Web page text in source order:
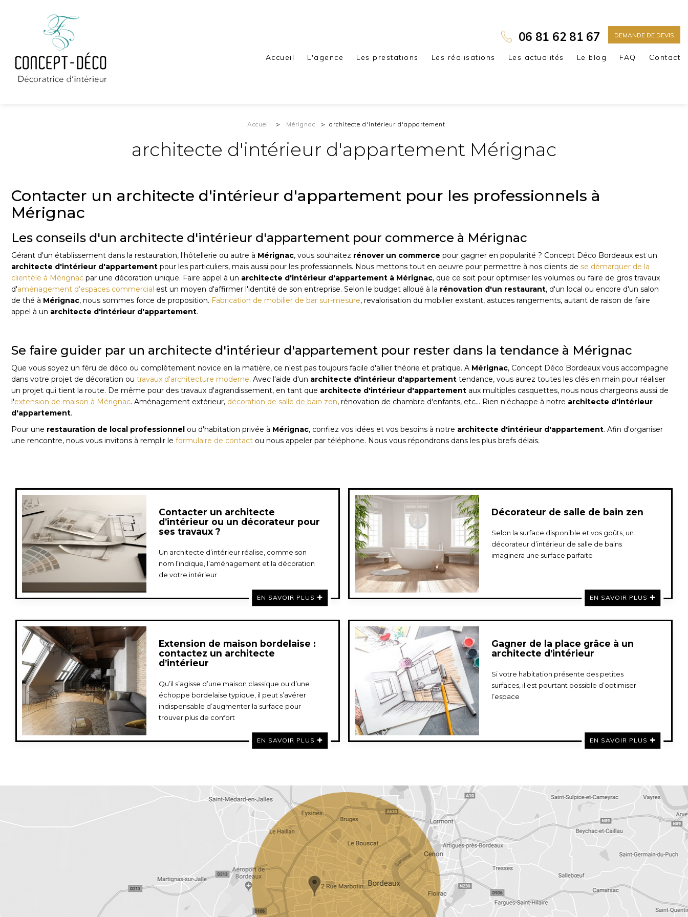
06 81 62 81 67 DEMANDE DE DEVIS
Accueil L'agence Les prestations Les réalisations Les actualités Le blog FAQ Contact
Accueil Mérignac architecte d'intérieur d'appartement
architecte d'intérieur d'appartement Mérignac
Contacter un architecte d'intérieur d'appartement pour les professionnels à
Mérignac
Les conseils d'un architecte d'intérieur d'appartement pour commerce à Mérignac
Gérant d'un établissement dans la restauration, l'hôtellerie ou autre à Mérignac, vous souhaitez rénover un commerce pour gagner en popularité ? Concept Déco Bordeaux est un
architecte d'intérieur d'appartement pour les particuliers, mais aussi pour les professionnels. Nous mettons tout en oeuvre pour permettre à nos clients de se démarquer de la
clientèle à Mérignac par une décoration unique. Faire appel à un architecte d'intérieur d'appartement à Mérignac, que ce soit pour optimiser les volumes ou faire de gros travaux
d'aménagement d'espaces commercial est un moyen d'affirmer l'identité de son entreprise. Selon le budget alloué à la rénovation d'un restaurant, d'un local ou encore d'un salon
de thé à Mérignac, nous sommes force de proposition. Fabrication de mobilier de bar sur-mesure, revalorisation du mobilier existant, astuces rangements, autant de raison de faire
appel à un architecte d'intérieur d'appartement.
Se faire guider par un architecte d'intérieur d'appartement pour rester dans la tendance à Mérignac
Que vous soyez un féru de déco ou complètement novice en la matière, ce n'est pas toujours facile d'allier théorie et pratique. A Mérignac, Concept Déco Bordeaux vous accompagne
dans votre projet de décoration ou travaux d'architecture moderne. Avec l'aide d'un architecte d'intérieur d'appartement tendance, vous aurez toutes les clés en main pour réaliser
un projet qui tient la route. De même pour des travaux d'agrandissement, en tant que architecte d'intérieur d'appartement aux multiples casquettes, nous nous chargeons aussi de
l'extension de maison à Mérignac. Aménagement extérieur, décoration de salle de bain zen, rénovation de chambre d'enfants, etc... Rien n'échappe à notre architecte d'intérieur
d'appartement.
Pour une restauration de local professionnel ou d'habitation privée à Mérignac, confiez vos idées et vos besoins à notre architecte d'intérieur d'appartement. Afin d'organiser
une rencontre, nous vous invitons à remplir le formulaire de contact ou nous appeler par téléphone. Nous vous répondrons dans les plus brefs délais.
Contacter un architecte
d’intérieur ou un décorateur pour
ses travaux ?
Un architecte d’intérieur réalise, comme son
nom l’indique, l’aménagement et la décoration
de votre intérieur
EN SAVOIR PLUS
Décorateur de salle de bain zen
Selon la surface disponible et vos goûts, un
décorateur d’intérieur de salle de bains
imaginera une surface parfaite
EN SAVOIR PLUS
Extension de maison bordelaise :
contactez un architecte
d’intérieur
Qu’il s’agisse d’une maison classique ou d’une
échoppe bordelaise typique, il peut s’avérer
indispensable d’augmenter la surface pour
trouver plus de confort
EN SAVOIR PLUS
Gagner de la place grâce à un
architecte d’intérieur
Si votre habitation présente des petites
surfaces, il est pourtant possible d’optimiser
l’espace
EN SAVOIR PLUS